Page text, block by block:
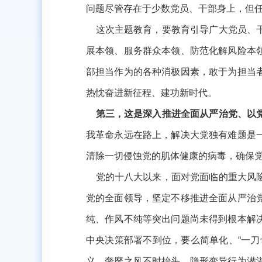
问题尽管存在于少数党员、干部身上，但
这次主题教育，要教育引导广大党员、
展本领、服务群众本领、防范化解风险
部担当作为的各种消极因素，敢于为担当
热忱奋进新征程、建功新时代。
第三，这是深入推进全面从严治党、以
我革命永远在路上，解决大党独有难题是
清除一切侵蚀党的肌体健康的病毒，确保
党的十八大以来，面对党面临的重大风
党的全面领导，坚定不移推进全面从严
纯、作风不纯等突出问题尚未得到根本解
中央决策部署不到位，要么简单化、 “一